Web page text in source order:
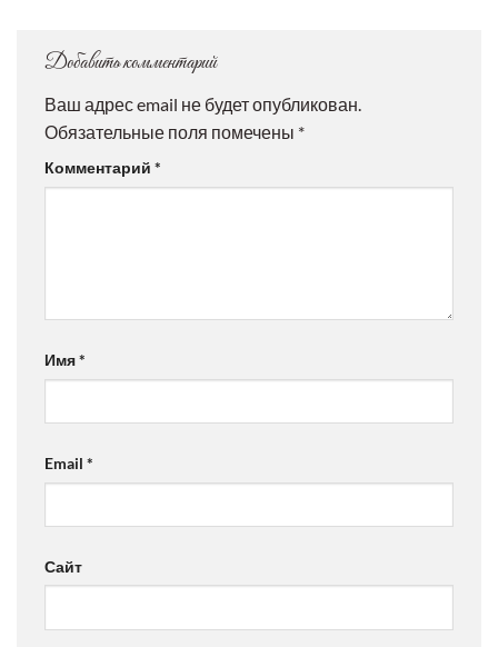
Добавить комментарий
Ваш адрес email не будет опубликован.
Обязательные поля помечены *
Комментарий *
Имя*
Email *
Сайт